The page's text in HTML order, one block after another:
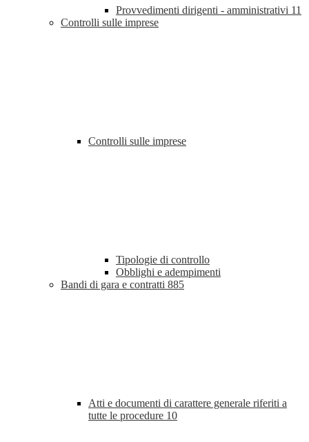
Provvedimenti dirigenti - amministrativi 11
Controlli sulle imprese
Controlli sulle imprese
Tipologie di controllo
Obblighi e adempimenti
Bandi di gara e contratti 885
Atti e documenti di carattere generale riferiti a
tutte le procedure 10